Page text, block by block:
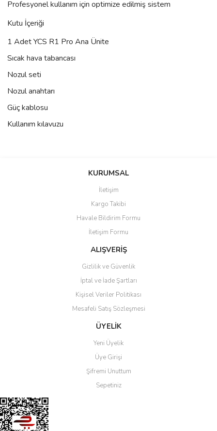
Profesyonel kullanım için optimize edilmiş sistem
Kutu İçeriği
1 Adet YCS R1 Pro Ana Ünite
Sıcak hava tabancası
Nozul seti
Nozul anahtarı
Güç kablosu
Kullanım kılavuzu
Bu ürüne ilk yorumu siz yapın!
Ürün resmi kalitesiz, bozuk veya görüntülenemiyor.
Ürün açıklamasında eksik bilgiler bulunuyor.
Ürün bilgilerinde hatalar bulunuyor.
Ürün fiyatı diğer sitelerden daha pahalı.
Gönder
KURUMSAL
İletişim
Kargo Takibi
Havale Bildirim Formu
İletişim Formu
ALIŞVERİŞ
Gizlilik ve Güvenlik
İptal ve İade Şartları
Kişisel Veriler Politikası
Mesafeli Satış Sözleşmesi
ÜYELİK
Yeni Üyelik
Üye Girişi
Şifremi Unuttum
Sepetiniz